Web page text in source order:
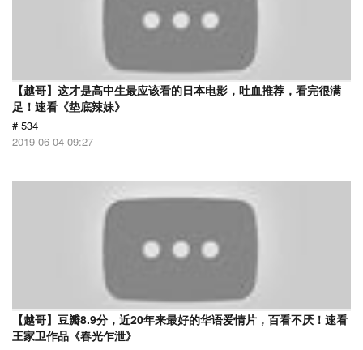
【越哥】这才是高中生最应该看的日本电影，吐血推荐，看完很满
足！速看《垫底辣妹》
# 534
2019-06-04 09:27
【越哥】豆瓣8.9分，近20年来最好的华语爱情片，百看不厌！速看
王家卫作品《春光乍泄》